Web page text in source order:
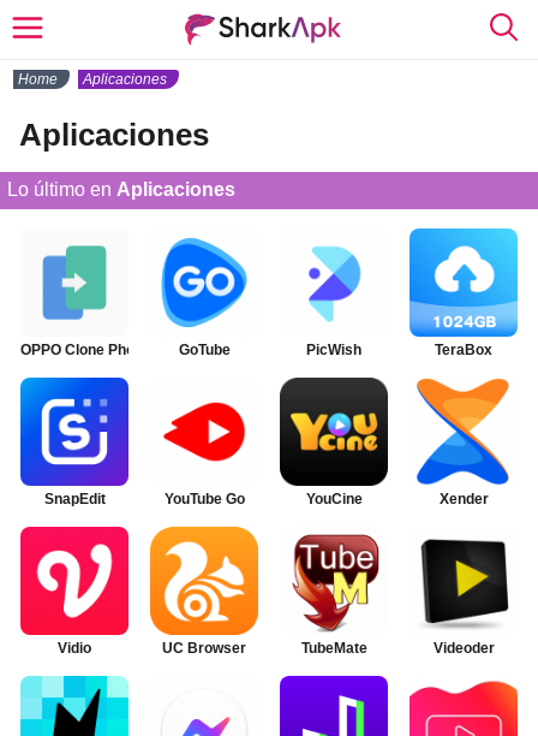
Home Aplicaciones
Aplicaciones
Lo último en Aplicaciones
OPPO Clone Phone GoTube PicWish TeraBox
SnapEdit YouTube Go YouCine Xender
Vidio UC Browser TubeMate Videoder